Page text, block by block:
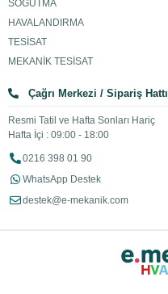
SOĞUTMA
HAVALANDIRMA
TESİSAT
MEKANİK TESİSAT
Çağrı Merkezi / Sipariş Hattı
Resmi Tatil ve Hafta Sonları Hariç
Hafta İçi : 09:00 - 18:00
0216 398 01 90
WhatsApp Destek
destek@e-mekanik.com